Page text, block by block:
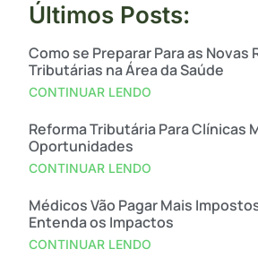
Últimos Posts:
Como se Preparar Para as Novas
Tributárias na Área da Saúde
CONTINUAR LENDO
Reforma Tributária Para Clínicas
Oportunidades
CONTINUAR LENDO
Médicos Vão Pagar Mais
Entenda os Impactos
CONTINUAR LENDO